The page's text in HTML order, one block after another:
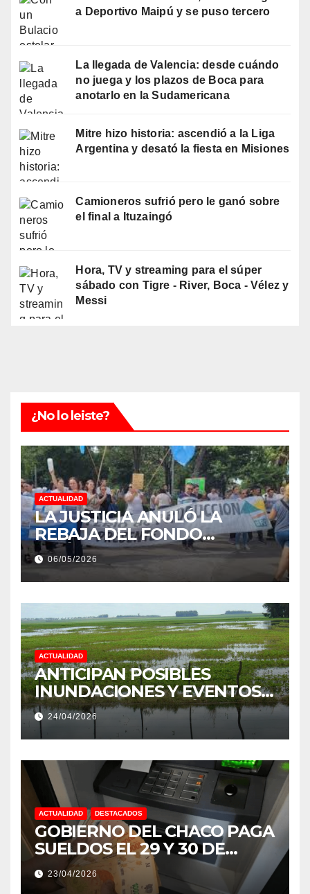
a Deportivo Maipú y se puso tercero
La llegada de Valencia: desde cuándo
no juega y los plazos de Boca para
anotarlo en la Sudamericana
Mitre hizo historia: ascendió a la Liga
Argentina y desató la fiesta en Misiones
Camioneros sufrió pero le ganó sobre
el final a Ituzaingó
Hora, TV y streaming para el súper
sábado con Tigre - River, Boca - Vélez y
Messi
¿No lo leiste?
ACTUALIDAD
LA JUSTICIA ANULÓ LA
REBAJA DEL FONDO
ESTÍMULO A EMPLEADOS DE
PRODUCCIÓN DE LA
PROVINCIA DEL CHACO
06/05/2026
ACTUALIDAD
ANTICIPAN POSIBLES
INUNDACIONES Y EVENTOS
EXTREMOS: “PODRÍA SER UN
NIÑO MUY IMPORTANTE”
24/04/2026
ACTUALIDAD DESTACADOS
GOBIERNO DEL CHACO PAGA
SUELDOS EL 29 Y 30 DE
ABRIL, CON EL 2% DE
AUMENTO
23/04/2026